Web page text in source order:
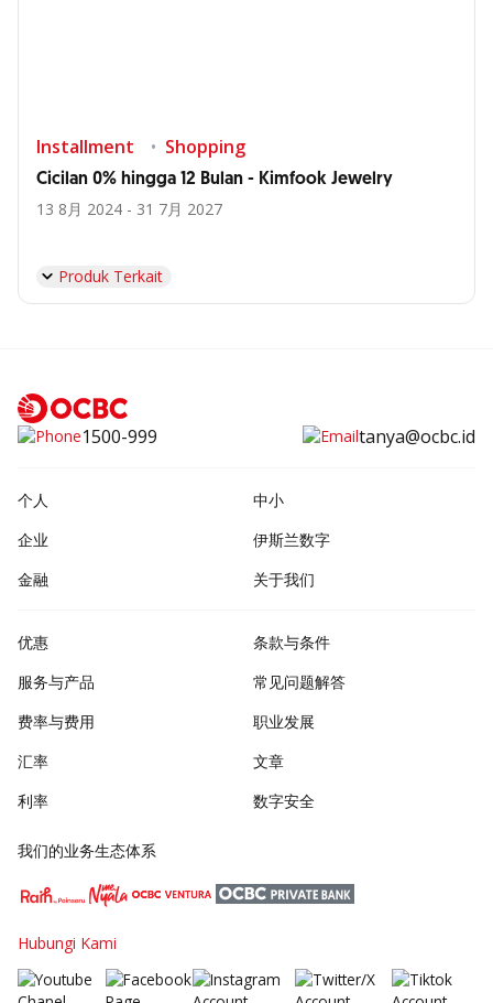
Installment Shopping
Cicilan 0% hingga 12 Bulan - Kimfook Jewelry
13 8月 2024 - 31 7月 2027
Produk Terkait
1500-999 tanya@ocbc.id
个人
中小
企业
伊斯兰数字
金融
关于我们
优惠
服务与产品
费率与费用
汇率
利率
条款与条件
常见问题解答
职业发展
文章
数字安全
我们的业务生态体系
Hubungi Kami